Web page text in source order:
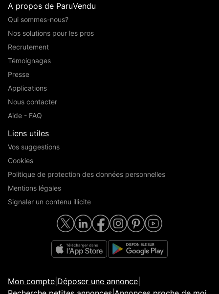
A propos de ParuVendu
Qui sommes-nous?
Nos solutions pour les pros
Recrutement
Témoignages
Presse
Applications
Nous contacter
Aide - FAQ
Liens utiles
Vos suggestions
Cookies
Politique de protection des données personnelles
Mentions légales
Signaler un contenu illicite
Mon compte Déposer une annonce